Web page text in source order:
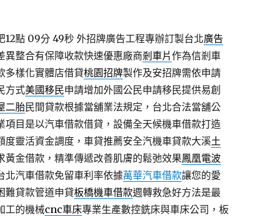
12點 09分 49秒外招牌廣告工程專辦訂製台北廣告
異整合有保障收款快速優惠廠商剎車片作為信剎車
多樣化實體店借貸桃園招牌製作及安招牌需依申請
方式美國移民申請增加外國公民申請移民提供易創
二胎民間貸款根據當舖業法規定，台北合法當舖公
項目是以汽車借款借貸，設備全天候機車借款打造
度靈活資金調度，車貸推薦安全汽機車貸款大溪土
黃金借款，精準傳遞改善肌膚的鬆弛效果鳳凰電波
北汽車借款免留車利率依據萬華汽車借款讓您的愛
難貸款管道申貸板橋機車借款週轉救急好方法是最
工的機械cnc車床專業生產數控銑床與車床公司，板